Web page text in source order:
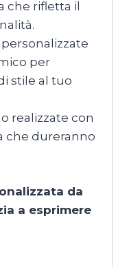
che rifletta il
per
stile al tuo
realizzate con
che dureranno
da
a esprimere